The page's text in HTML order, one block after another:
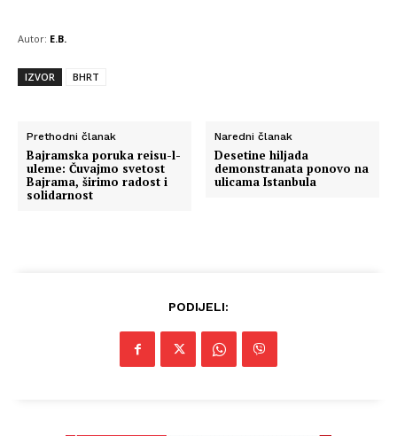
Autor: E.B.
IZVOR BHRT
Prethodni članak
Bajramska poruka reisu-l-
uleme: Čuvajmo svetost
Bajrama, širimo radost i
solidarnost
Naredni članak
Desetine hiljada
demonstranata ponovo na
ulicama Istanbula
PODIJELI: